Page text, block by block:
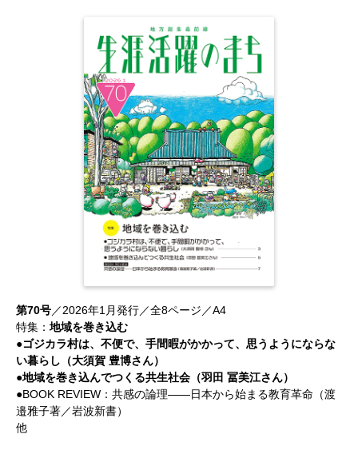
第70号／2026年1月発行／全8ページ／A4
特集： 地域を巻き込む
●ゴジカラ村は、不便で、手間暇がかかって、思うようにならな
い暮らし（大須賀 豊博さん）
●地域を巻き込んでつくる共生社会（羽田 冨美江さん）
●BOOK REVIEW：共感の論理――日本から始まる教育革命（渡
邉雅子著／岩波新書）
他